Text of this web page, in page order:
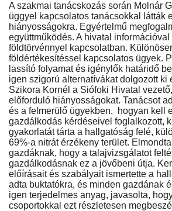
A szakmai tanácskozás során Molnár
üggyel kapcsolatos tanácsokkal látták
hiányosságokra. Egyértelmű
együttműködés. A hivatal
földtörvénnyel kapcsolatban.
földértékesítéssel kapcsolatos ügyek.
lassító folyamat és igénylők határidő
igen szigorú alternatívákat dolgozott
Szikora Kornél a Siófoki Hivatal
előforduló hiányosságokat. Tanácsot
és a felmerülő ügyekben, hogyan kell
gazdálkodás kérdéseivel foglalkozott,
gyakorlatát tárta a hallgatóság felé,
69%-a nitrát érzékeny terület.
gazdáknak, hogy a talajvizsgálatot
gazdálkodásnak ez a jövőbeni útja.
előírásait és szabályait ismertette a
adta buktatókra, és minden gazdának
igen terjedelmes anyag, javasolta,
csoportokkal ezt részletesen